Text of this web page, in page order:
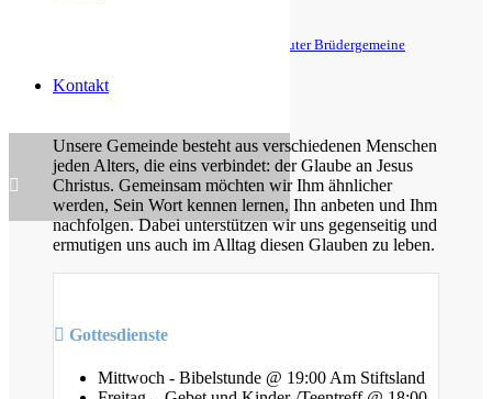
Kontakt
© Evangelische Brüder-Unität – Herrnhuter Brüdergemeine
Unsere Gemeinde besteht aus verschiedenen Menschen
jeden Alters, die eins verbindet: der Glaube an Jesus
Christus. Gemeinsam möchten wir Ihm ähnlicher
werden, Sein Wort kennen lernen, Ihn anbeten und Ihm
nachfolgen. Dabei unterstützen wir uns gegenseitig und
ermutigen uns auch im Alltag diesen Glauben zu leben.
Gottesdienste
Mittwoch - Bibelstunde @ 19:00 Am Stiftsland